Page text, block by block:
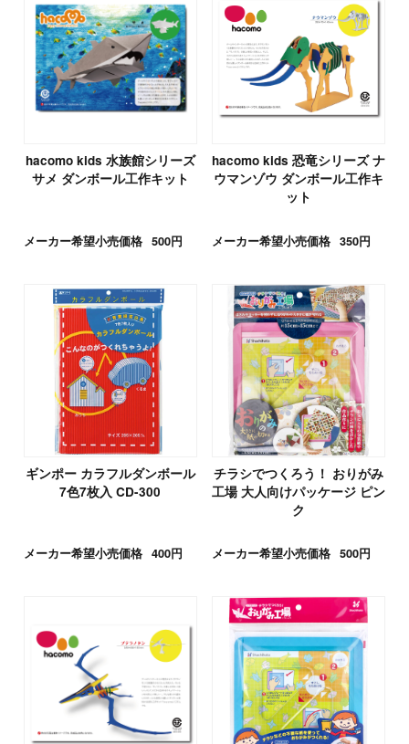
hacomo kids 水族館シリーズ
サメ ダンボール工作キット
メーカー希望小売価格 500円
hacomo kids 恐竜シリーズ ナ
ウマンゾウ ダンボール工作キ
ット
メーカー希望小売価格 350円
ギンポー カラフルダンボール
7色7枚入 CD-300
メーカー希望小売価格 400円
チラシでつくろう！ おりがみ
工場 大人向けパッケージ ピン
ク
メーカー希望小売価格 500円